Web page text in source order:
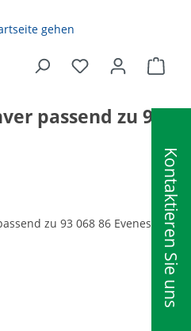
Kontaktieren Sie uns
passend zu 93